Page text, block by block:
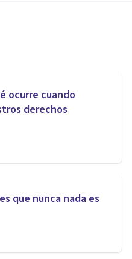
ocurre cuando
derechos
que nunca nada es